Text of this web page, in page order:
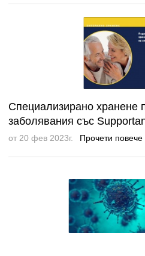
Специализирано хранене
заболявания със
от 20 фев 2023г. Прочети повече